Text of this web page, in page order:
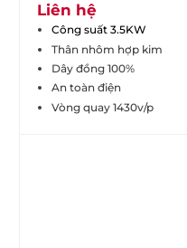
Liên hệ
Công suất 3.5KW
Thân nhôm hợp kim
Dây đồng 100%
An toàn điện
Vòng quay 1430v/p